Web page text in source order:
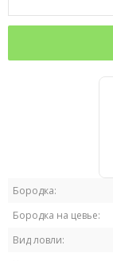
Бородка:
Бородка на цевье:
Вид ловли: